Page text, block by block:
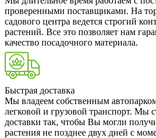
проверенными поставщиками. На
садового центра ведется строгий
растений. Все это позволяет нам
качество посадочного материала.
Быстрая доставка
Мы владеем собственным
легковой и грузовой транспорт. Мы
доставки так, чтобы Вы могли
растения не позднее двух дней с